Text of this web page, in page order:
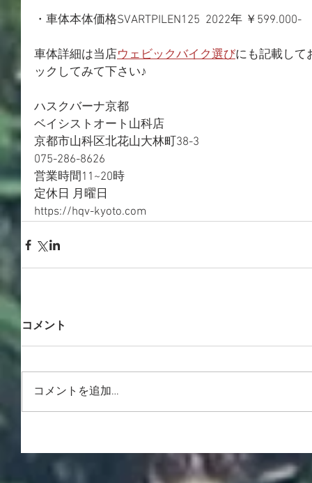
・車体本体価格SVARTPILEN125  2022年 ￥599.000-
車体詳細は当店ウェビックバイク選びにも記載して
ックしてみて下さい♪
ハスクバーナ京都
ベイシストオート山科店
京都市山科区北花山大林町38-3
075-286-8626
営業時間11~20時
定休日 月曜日
https://hqv-kyoto.com
コメント
コメントを追加…